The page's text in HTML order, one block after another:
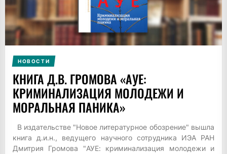
НОВОСТИ
КНИГА Д.В. ГРОМОВА «АУЕ:
КРИМИНАЛИЗАЦИЯ МОЛОДЕЖИ И
МОРАЛЬНАЯ ПАНИКА»
В издательстве "Новое литературное обозрение" вышла
книга д.и.н., ведущего научного сотрудника ИЭА РАН
Дмитрия Громова "АУЕ: криминализация молодежи и